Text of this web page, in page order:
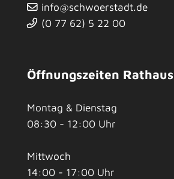
info@schwoerstadt.de
(0 77 62) 5 22 00
Öffnungszeiten Rathaus
Montag & Dienstag
08:30 - 12:00 Uhr
Mittwoch
14:00 - 17:00 Uhr